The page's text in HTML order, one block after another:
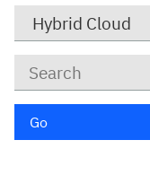
Go